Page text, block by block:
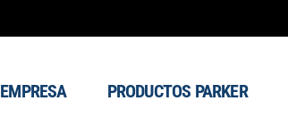
EMPRESA PRODUCTOS PARKER